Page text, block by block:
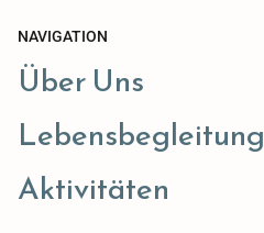
NAVIGATION
Über Uns
Lebensbegleitung
Aktivitäten